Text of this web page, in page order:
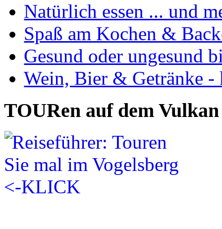
Natürlich essen ... und
Spaß am Kochen &
Gesund oder ungesund
Wein, Bier & Getränke -
TOURen auf dem Vulkan